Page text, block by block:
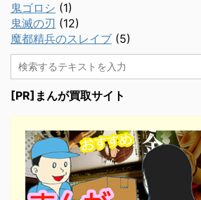
鬼ゴロシ (1)
鬼滅の刃 (12)
魔都精兵のスレイブ (5)
[PR]まんが買取サイト